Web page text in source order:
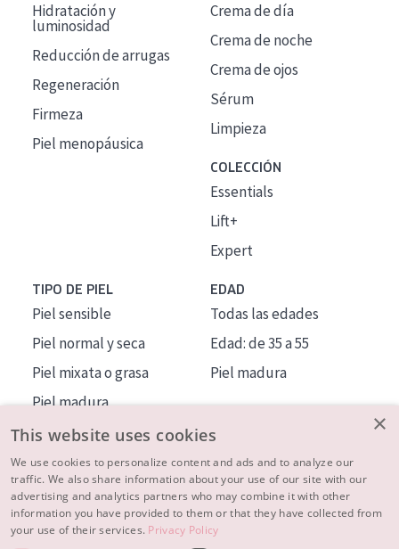
Hidratación y
luminosidad
Reducción de arrugas
Regeneración
Firmeza
Piel menopáusica
Crema de día
Crema de noche
Crema de ojos
Sérum
Limpieza
COLECCIÓN
Essentials
Lift+
Expert
TIPO DE PIEL
Piel sensible
Piel normal y seca
Piel mixata o grasa
Piel madura
Piel expuesta al sol
Piel menopáusica
EDAD
Todas las edades
Edad: de 35 a 55
Piel madura
MÁS SOBRE NOSOTROS
INSPIRACIÓN
×
This website uses cookies
We use cookies to personalize content and ads and to analyze our
traffic. We also share information about your use of our site with our
advertising and analytics partners who may combine it with other
information you have provided to them or that they have collected from
your use of their services. Privacy Policy